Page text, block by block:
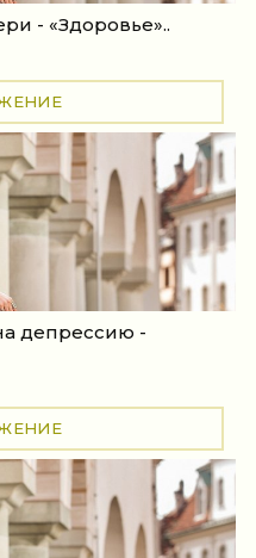
- «Здоровье»..
депрессию -